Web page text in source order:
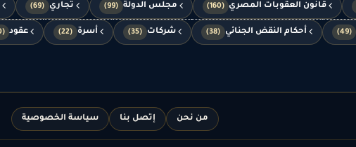
قانون العقوبات المصري (160) مجلس الدولة (99) تجاري (69)
(49) أحكام النقض الجنائي (38) شركات (35) أسرة (22) عقود (20)
من نحن إتصل بنا سياسة الخصوصية